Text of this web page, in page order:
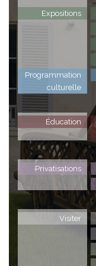
Expositions
Programmation
culturelle
Éducation
Privatisations
Visiter